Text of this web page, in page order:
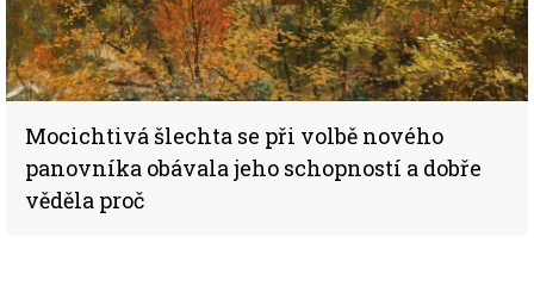
Mocichtivá šlechta se při volbě nového
panovníka obávala jeho schopností a dobře
věděla proč